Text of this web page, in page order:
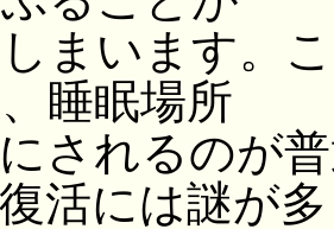
まいます。
睡眠場所
されるのが
活には謎が